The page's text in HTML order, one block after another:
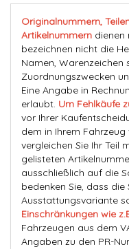
Originalnummern,
Artikelnummern dienen
bezeichnen nicht die
Namen, Warenzeichen
Zuordnungszwecken
Eine Angabe in
erlaubt. Um Fehlkäufe
vor Ihrer
dem in Ihrem
vergleichen Sie Ihr Teil
gelisteten
ausschließlich auf die
bedenken Sie, dass
Ausstattungsvariante
Einschränkungen wie
Fahrzeugen aus dem
Angaben zu den PR-